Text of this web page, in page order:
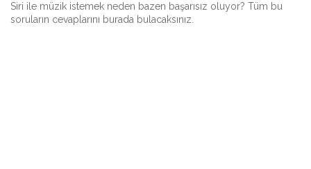
Siri ile müzik istemek neden bazen başarısız oluyor? Tüm bu
soruların cevaplarını burada bulacaksınız.